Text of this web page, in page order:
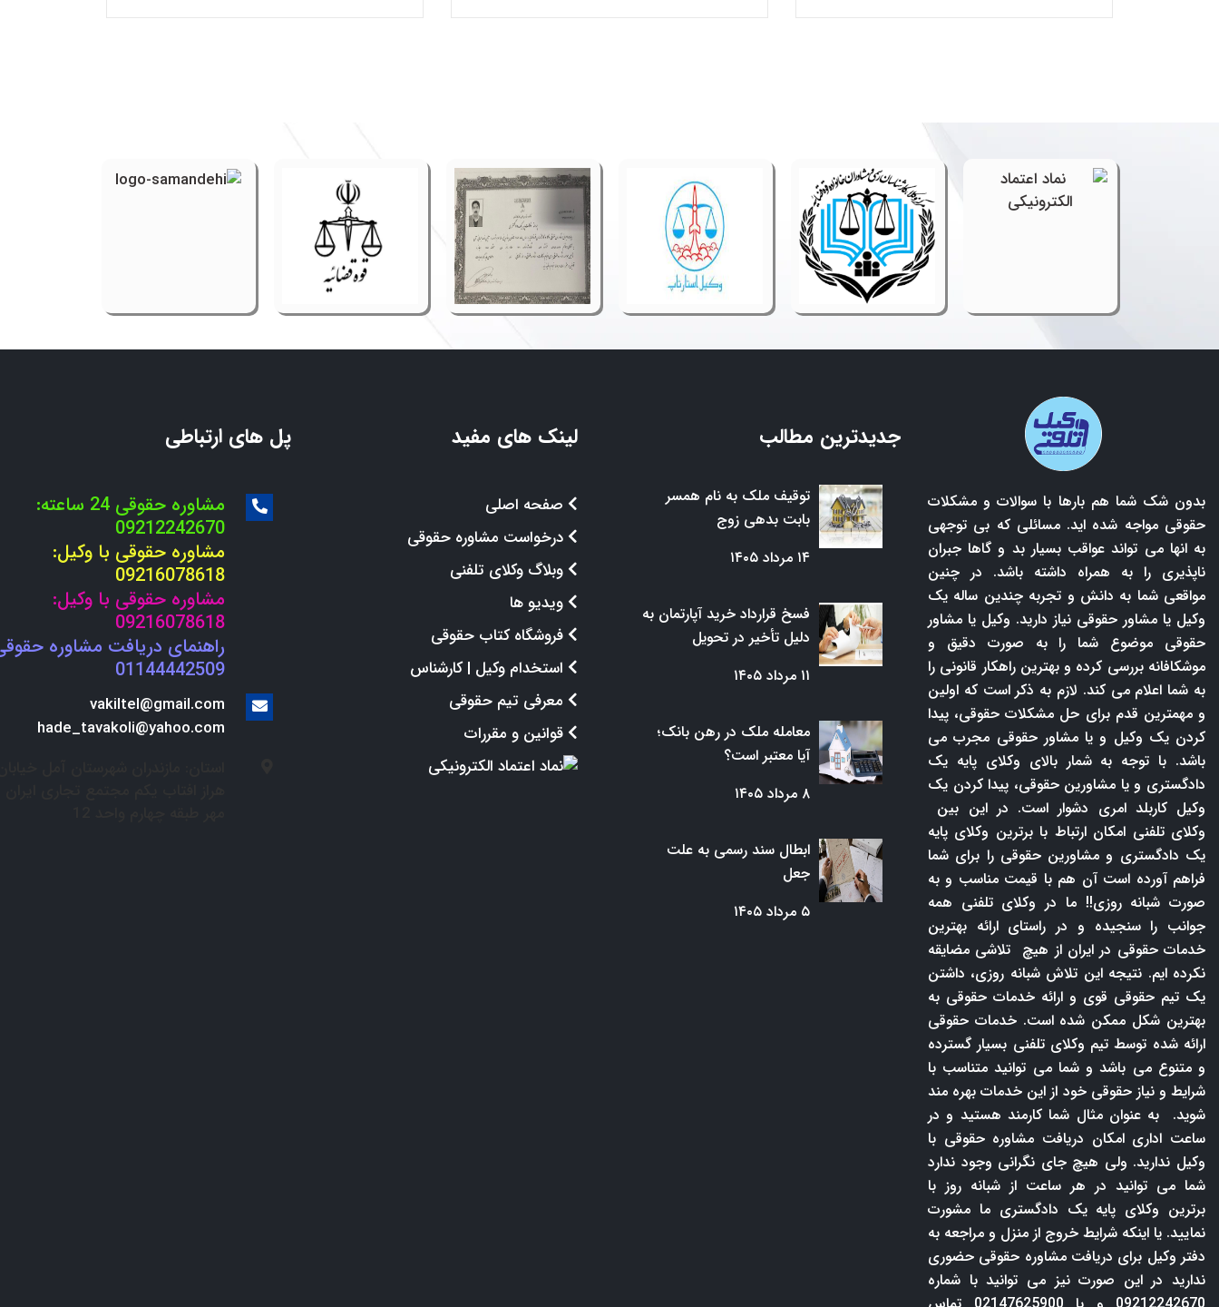
بدون شک شما هم بارها با سوالات و مشکلات
حقوقی مواجه شده اید. مسائلی که بی توجهی
به انها می تواند عواقب بسیار بد و گاها جبران
ناپذیری را به همراه داشته باشد. در چنین
مواقعی شما به دانش و تجربه چندین ساله یک
وکیل یا مشاور حقوقی نیاز دارید. وکیل یا مشاور
حقوقی موضوع شما را به صورت دقیق و
موشکافانه بررسی کرده و بهترین راهکار قانونی را
به شما اعلام می کند. لازم به ذکر است که اولین
و مهمترین قدم برای حل مشکلات حقوقی، پیدا
کردن یک وکیل و یا مشاور حقوقی مجرب می
باشد. با توجه به شمار بالای وکلای پایه یک
دادگستری و یا مشاورین حقوقی، پیدا کردن یک
وکیل کاربلد امری دشوار است. در این بین
وکلای تلفنی امکان ارتباط با برترین وکلای پایه
یک دادگستری و مشاورین حقوقی را برای شما
فراهم آورده است آن هم با قیمت مناسب و به
صورت شبانه روزی!! ما در وکلای تلفنی همه
جوانب را سنجیده و در راستای ارائه بهترین
خدمات حقوقی در ایران از هیچ تلاشی مضایقه
نکرده ایم. نتیجه این تلاش شبانه روزی، داشتن
یک تیم حقوقی قوی و ارائه خدمات حقوقی به
بهترین شکل ممکن شده است. خدمات حقوقی
ارائه شده توسط تیم وکلای تلفنی بسیار گسترده
و متنوع می باشد و شما می توانید متناسب با
شرایط و نیاز حقوقی خود از این خدمات بهره مند
شوید. به عنوان مثال شما کارمند هستید و در
ساعت اداری امکان دریافت مشاوره حقوقی با
وکیل ندارید. ولی هیچ جای نگرانی وجود ندارد
شما می توانید در هر ساعت از شبانه روز با
برترین وکلای پایه یک دادگستری ما مشورت
نمایید. یا اینکه شرایط خروج از منزل و مراجعه به
دفتر وکیل برای دریافت مشاوره حقوقی حضوری
ندارید در این صورت نیز می توانید با شماره
جدیدترین مطالب
توقیف ملک به نام همسر
بابت بدهی زوج
۱۴ مرداد ۱۴۰۵
فسخ قرارداد خرید آپارتمان به
دلیل تأخیر در تحویل
۱۱ مرداد ۱۴۰۵
معامله ملک در رهن بانک؛
آیا معتبر است؟
۸ مرداد ۱۴۰۵
ابطال سند رسمی به علت
جعل
۵ مرداد ۱۴۰۵
لینک های مفید
صفحه اصلی
درخواست مشاوره حقوقی
وبلاگ وکلای تلفنی
ویدیو ها
فروشگاه کتاب حقوقی
استخدام وکیل | کارشناس
معرفی تیم حقوقی
قوانین و مقررات
پل های ارتباطی
مشاوره حقوقی 24 ساعته:
09212242670
مشاوره حقوقی با وکیل:
09216078618
مشاوره حقوقی با وکیل:
09216078618
راهنمای دریافت مشاوره
01144442509
vakiltel@gmail.com
hade_tavakoli@yahoo.com